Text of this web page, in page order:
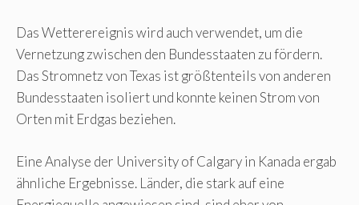
Das Wetterereignis wird auch verwendet, um die
Vernetzung zwischen den Bundesstaaten zu fördern.
Das Stromnetz von Texas ist größtenteils von anderen
Bundesstaaten isoliert und konnte keinen Strom von
Orten mit Erdgas beziehen.
Eine Analyse der University of Calgary in Kanada ergab
ähnliche Ergebnisse. Länder, die stark auf eine